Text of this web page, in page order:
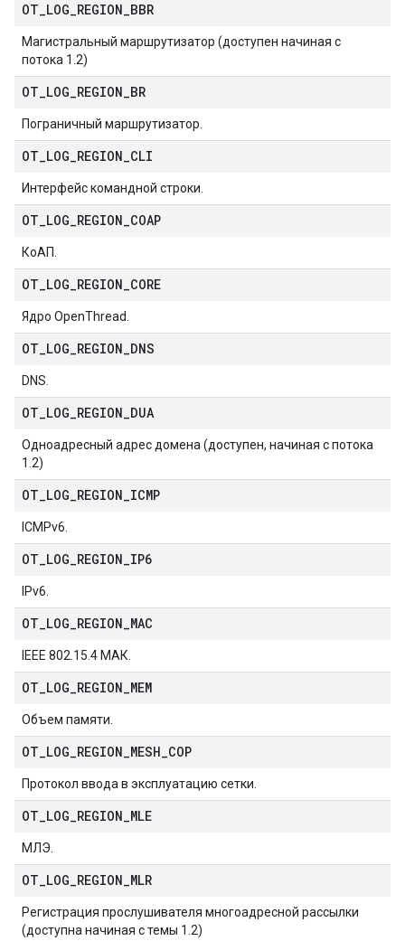
OT LOG REGION BBR
Магистральный маршрутизатор (доступен начиная с
потока 1.2)
OT LOG REGION BR
Пограничный маршрутизатор.
OT LOG REGION CLI
Интерфейс командной строки.
OT LOG REGION COAP
КоАП.
OT LOG REGION CORE
Ядро OpenThread.
OT LOG REGION DNS
DNS.
OT LOG REGION DUA
Одноадресный адрес домена (доступен, начиная с потока
1.2)
OT LOG REGION ICMP
ICMPv6.
OT LOG REGION IP6
IPv6.
OT LOG REGION MAC
IEEE 802.15.4 МАК.
OT LOG REGION MEM
Объем памяти.
OT LOG REGION MESH COP
Протокол ввода в эксплуатацию сетки.
OT LOG REGION MLE
МЛЭ.
OT LOG REGION MLR
Регистрация прослушивателя многоадресной рассылки
(доступна начиная с темы 1.2)